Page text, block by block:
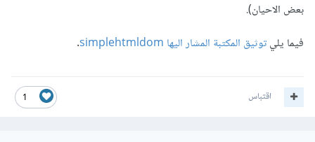
بعض الاحيان).
فيما يليتوثيق المكتبة المشار اليها simplehtmldom .
1 اقتباس